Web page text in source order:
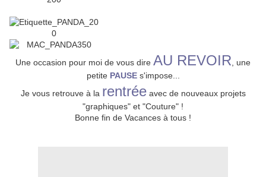
Une occasion pour moi de vous dire AU REVOIR , une
petitePAUSEs'impose...
Je vous retrouve à la rentréeavec de nouveaux projets
"graphiques" et "Couture" !
Bonne fin de Vacances à tous !